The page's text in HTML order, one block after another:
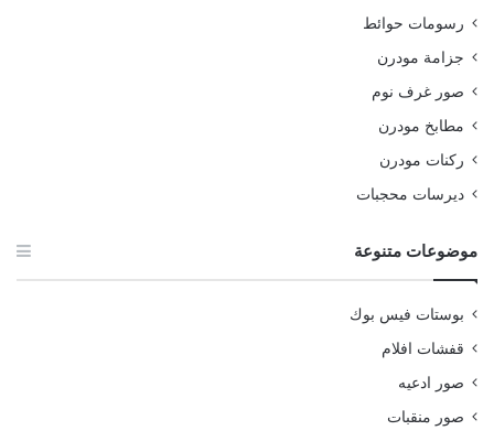
رسومات حوائط
جزامة مودرن
صور غرف نوم
مطابخ مودرن
ركنات مودرن
ديرسات محجبات
موضوعات متنوعة
بوستات فيس بوك
قفشات افلام
صور ادعيه
صور منقبات